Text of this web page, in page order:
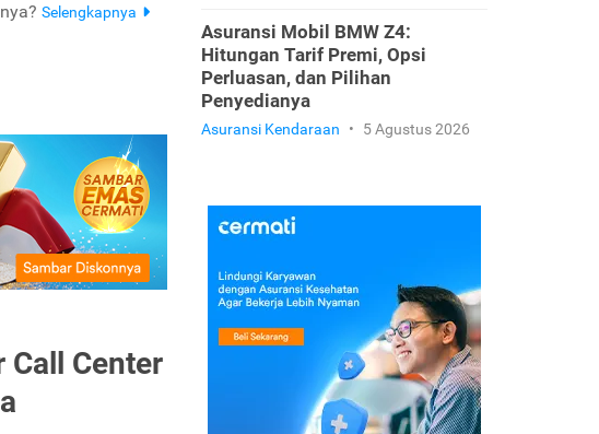
Selengkapnya
Call Center
Asuransi Mobil BMW Z4:
Hitungan Tarif Premi, Opsi
Perluasan, dan Pilihan
Penyedianya
Asuransi Kendaraan • 5 Agustus 2026